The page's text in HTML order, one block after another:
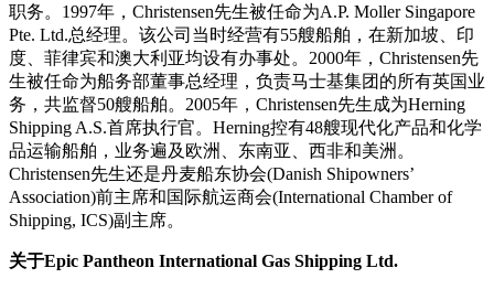
职务。1997年，Christensen先生被任命为A.P. Moller Singapore
Pte. Ltd.总经理。该公司当时经营有55艘船舶，在新加坡、印
度、菲律宾和澳大利亚均设有办事处。2000年，Christensen先
生被任命为船务部董事总经理，负责马士基集团的所有英国业
务，共监督50艘船舶。2005年，Christensen先生成为Herning
Shipping A.S.首席执行官。Herning控有48艘现代化产品和化学
品运输船舶，业务遍及欧洲、东南亚、西非和美洲。
Christensen先生还是丹麦船东协会(Danish Shipowners’
Association)前主席和国际航运商会(International Chamber of
Shipping, ICS)副主席。
关于Epic Pantheon International Gas Shipping Ltd.